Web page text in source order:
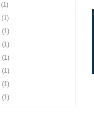
Warenkorb
1Produkt(e)
Warenkorb
1Produkt(e)
Warenkorb
1Produkt(e)
Warenkorb
1Produkt(e)
Warenkorb
1Produkt(e)
Warenkorb
1Produkt(e)
Warenkorb
1Produkt(e)
Warenkorb
1Produkt(e)
im